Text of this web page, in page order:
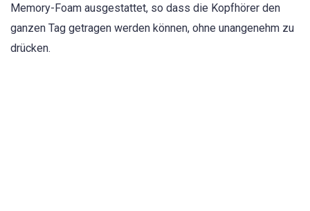
Memory-Foam ausgestattet, so dass die Kopfhörer den
ganzen Tag getragen werden können, ohne unangenehm zu
drücken.